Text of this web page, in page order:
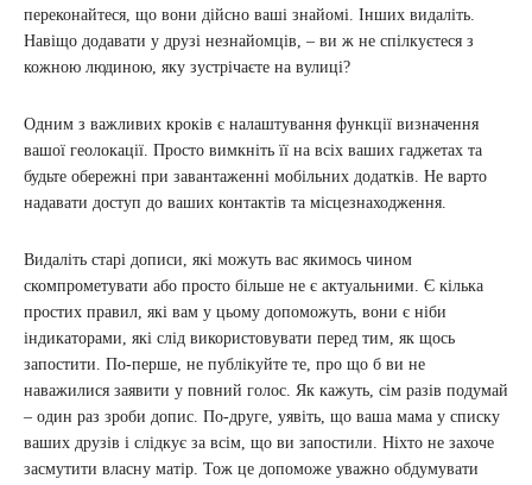
переконайтеся, що вони дійсно ваші знайомі. Інших видаліть.
Навіщо додавати у друзі незнайомців, – ви ж не спілкуєтеся з
кожною людиною, яку зустрічаєте на вулиці?
Одним з важливих кроків є налаштування функції визначення
вашої геолокації. Просто вимкніть її на всіх ваших гаджетах та
будьте обережні при завантаженні мобільних додатків. Не варто
надавати доступ до ваших контактів та місцезнаходження.
Видаліть старі дописи, які можуть вас якимось чином
скомпрометувати або просто більше не є актуальними. Є кілька
простих правил, які вам у цьому допоможуть, вони є ніби
індикаторами, які слід використовувати перед тим, як щось
запостити. По-перше, не публікуйте те, про що б ви не
наважилися заявити у повний голос. Як кажуть, сім разів подумай
– один раз зроби допис. По-друге, уявіть, що ваша мама у списку
ваших друзів і слідкує за всім, що ви запостили. Ніхто не захоче
засмутити власну матір. Тож це допоможе уважно обдумувати